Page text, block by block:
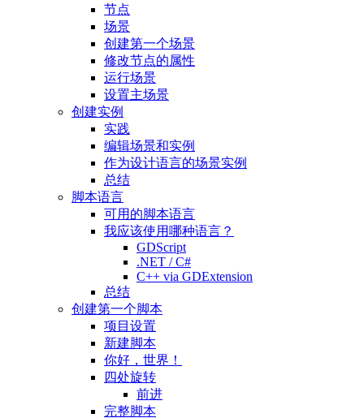
节点
场景
创建第一个场景
修改节点的属性
运行场景
设置主场景
创建实例
实践
编辑场景和实例
作为设计语言的场景实例
总结
脚本语言
可用的脚本语言
我应该使用哪种语言？
GDScript
.NET / C#
C++ via GDExtension
总结
创建第一个脚本
项目设置
新建脚本
你好，世界！
四处旋转
前进
完整脚本